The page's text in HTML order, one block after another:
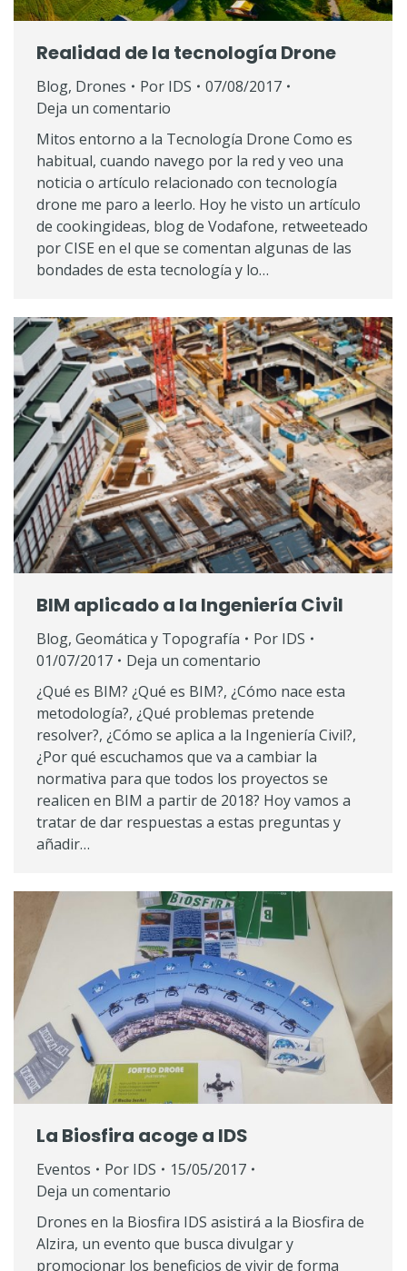
Realidad de la tecnología Drone
Blog, Drones Por IDS
07/08/2017
Deja un comentario
Mitos entorno a la Tecnología Drone Como es
habitual, cuando navego por la red y veo una
noticia o artículo relacionado con tecnología
drone me paro a leerlo. Hoy he visto un artículo
de cookingideas, blog de Vodafone, retweeteado
por CISE en el que se comentan algunas de las
bondades de esta tecnología y lo…
BIM aplicado a la Ingeniería Civil
Blog, Geomática y Topografía Por IDS
01/07/2017
Deja un comentario
¿Qué es BIM? ¿Qué es BIM?, ¿Cómo nace esta
metodología?, ¿Qué problemas pretende
resolver?, ¿Cómo se aplica a la Ingeniería Civil?,
¿Por qué escuchamos que va a cambiar la
normativa para que todos los proyectos se
realicen en BIM a partir de 2018? Hoy vamos a
tratar de dar respuestas a estas preguntas y
añadir…
La Biosfira acoge a IDS
Eventos Por IDS
15/05/2017
Deja un comentario
Drones en la Biosfira IDS asistirá a la Biosfira de
Alzira, un evento que busca divulgar y
promocionar los beneficios de vivir de forma